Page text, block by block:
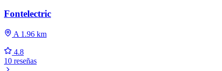
Fontelectric
A 1.96 km
4.8
10 reseñas